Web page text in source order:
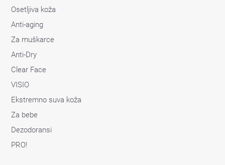
Osetljiva koža
Anti-aging
Za muškarce
Anti-Dry
Clear Face
VISIO
Ekstremno suva koža
Za bebe
Dezodoransi
PRO!